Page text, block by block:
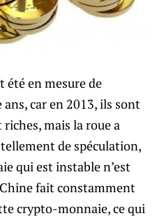
été en mesure de
car en 2013, ils sont
mais la roue a
de spéculation,
qui est instable n’est
fait constamment
crypto-monnaie, ce qui